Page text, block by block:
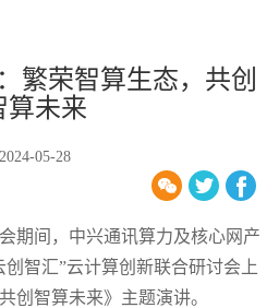
繁荣智算生态，共创
算未来
2024-05-28
期间，中兴通讯算力及核心网产
智汇”云计算创新联合研讨会上
创智算未来》主题演讲。